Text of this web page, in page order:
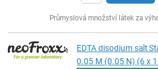
Průmyslová množství látek za
EDTA disodium salt
0.05 M (0.05 N) (6 x 1